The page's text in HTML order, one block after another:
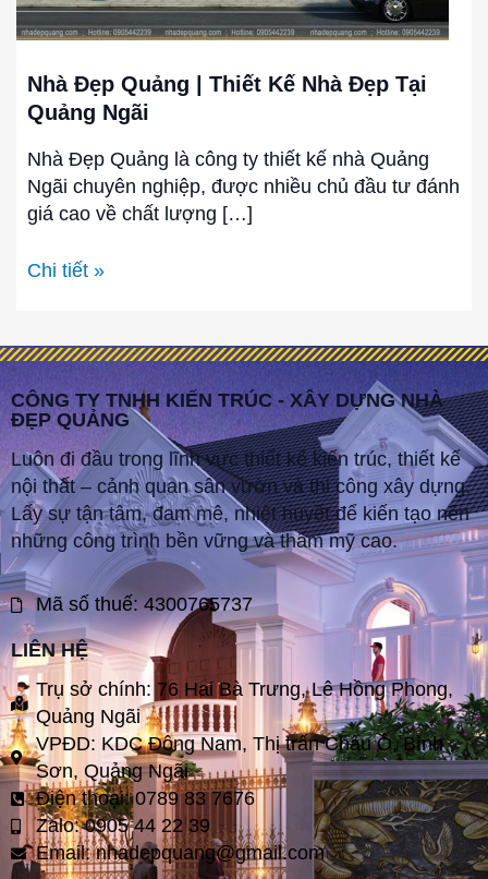
Nhà Đẹp Quảng | Thiết Kế Nhà Đẹp Tại
Quảng Ngãi
Nhà Đẹp Quảng là công ty thiết kế nhà Quảng
Ngãi chuyên nghiệp, được nhiều chủ đầu tư đánh
giá cao về chất lượng […]
Ngãi
Chi tiết »
CÔNG TY TNHH KIẾN TRÚC - XÂY DỰNG NHÀ
ĐẸP QUẢNG
Luôn đi đầu trong lĩnh vực thiết kế kiến trúc, thiết kế
nội thất – cảnh quan sân vườn và thi công xây dựng.
Lấy sự tận tâm, đam mê, nhiệt huyết để kiến tạo nên
những công trình bền vững và thẩm mỹ cao.
Mã số thuế: 4300765737
LIÊN HỆ
Trụ sở chính: 76 Hai Bà Trưng, Lê Hồng Phong,
Quảng Ngãi
VPĐD: KDC Đông Nam, Thị trấn Châu Ổ, Bình
Sơn, Quảng Ngãi
Điện thoại: 0789 83 7676
Zalo: 0905 44 22 39
Email:nhadepquang@gmail.com